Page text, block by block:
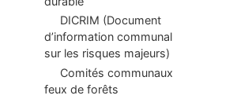
DICRIM (Document
d’information communal
sur les risques majeurs)
Comités communaux
feux de forêts